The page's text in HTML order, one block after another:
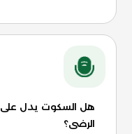
هل السكوت يدل على
الرضى؟